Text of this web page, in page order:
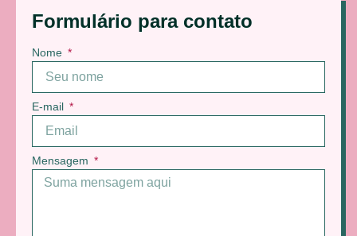
Formulário para contato
Nome
E-mail
Mensagem